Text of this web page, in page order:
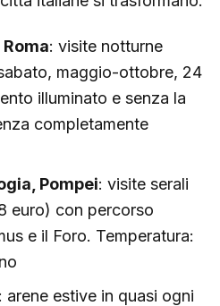
: visite notturne
maggio-ottobre, 24
illuminato e senza la
completamente
Pompei: visite serali
euro) con percorso
e il Foro. Temperatura:
: arene estive in quasi ogni